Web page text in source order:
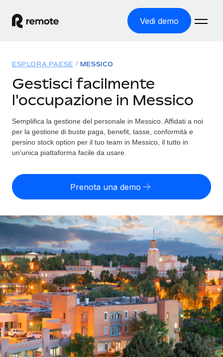
Vedi demo
ASSUMI NEL MONDO
Global Payroll
Gestisci il payroll a norma, in tutta semplicità
Employer of Record
Contractor Management
SERVICES
Chiedi a un esperto
Affidati agli esperti per la gestione HR e la
compliance globale
Soluzioni
COPERTURA GLOBALE
Ricerca paesi
Trova i servizi di supporto all’impiego per ogni Paese
Confronta Remote
Scopri come ci confrontiamo con gli altri
DIVENTA NOSTRO PARTNER
Partner tecnologici strategici
Integra l'HR globale nella tua piattaforma in modo
flessibile
CASE STUDIES
Tariffe
English
Nederlands
Français
Deutsch
Español
Italiano
Português (Portugal)
Login
ESPLORA PAESE MESSICO
Gestisci facilmente
l'occupazione in Messico
Semplifica la gestione del personale in Messico. Affidati a noi
per la gestione di buste paga, benefit, tasse, conformità e
persino stock option per il tuo team in Messico, il tutto in
un'unica piattaforma facile da usare.
Prenota una demo